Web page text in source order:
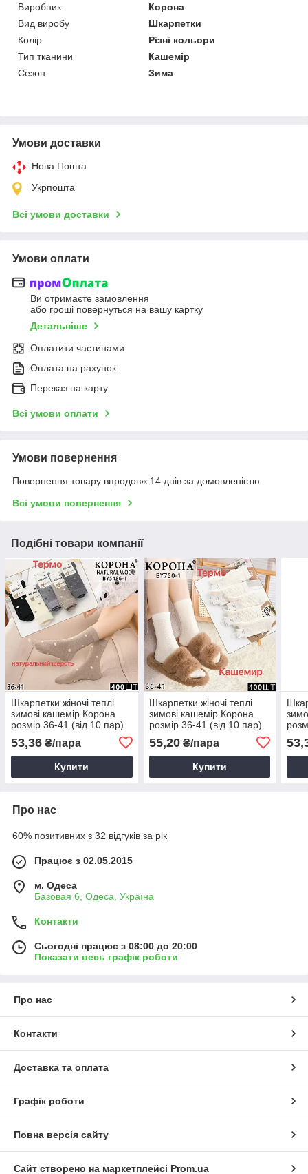
Виробник
Корона
Вид виробу
Шкарпетки
Колір
Різні кольори
Тип тканини
Кашемір
Сезон
Зима
Умови доставки
Нова Пошта
Укрпошта
Всі умови доставки
Умови оплати
Ви отримаєте замовлення
або гроші повернуться на вашу картку
Детальніше
Оплатити частинами
Оплата на рахунок
Переказ на карту
Всі умови оплати
Умови повернення
Повернення товару впродовж 14 днів за домовленістю
Всі умови повернення
Подібні товари компанії
Шкарпетки жіночі теплі
зимові кашемір Корона
розмір 36-41 (від 10 пар)
53,36 ₴/пара
Купити
Шкарпетки жіночі теплі
зимові кашемір Корона
розмір 36-41 (від 10 пар)
55,20₴/пара
Купити
Про нас
60% позитивних з 32 відгуків за рік
Працює з 02.05.2015
м. Одеса
Базовая 6, Одеса, Україна
Контакти
Сьогодні працює з 08:00 до 20:00
Показати весь графік роботи
Про нас
Контакти
Доставка та оплата
Графік роботи
Повна версія сайту
Сайт створено на маркетплейсі Prom.ua